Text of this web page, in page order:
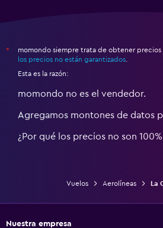
*
momondo siempre trata de obtener precios
los precios no están garantizados
Esta es la razón:
momondo no es el vendedor.
Agregamos montones de datos
¿Por qué los precios no son
Vuelos Aerolíneas La
Nuestra empresa